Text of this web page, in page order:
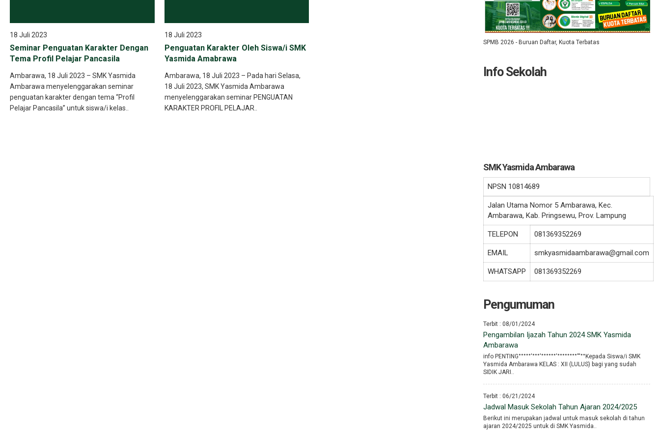
18 Juli 2023
Seminar Penguatan Karakter Dengan
Tema Profil Pelajar Pancasila
Ambarawa, 18 Juli 2023 – SMK Yasmida
Ambarawa menyelenggarakan seminar
penguatan karakter dengan tema “Profil
Pelajar Pancasila” untuk siswa/i kelas..
18 Juli 2023
Penguatan Karakter Oleh Siswa/i SMK
Yasmida Amabrawa
Ambarawa, 18 Juli 2023 – Pada hari Selasa,
18 Juli 2023, SMK Yasmida Ambarawa
menyelenggarakan seminar PENGUATAN
KARAKTER PROFIL PELAJAR..
SPMB 2026 - Buruan Daftar, Kuota Terbatas
Info Sekolah
SMK Yasmida Ambarawa
NPSN 10814689
Jalan Utama Nomor 5 Ambarawa, Kec.
Ambarawa, Kab. Pringsewu, Prov. Lampung
TELEPON 081369352269
EMAIL smkyasmidaambarawa@gmail.com
WHATSAPP 081369352269
Pengumuman
Terbit : 08/01/2024
Pengambilan Ijazah Tahun 2024 SMK Yasmida
Ambarawa
info PENTING°°°°°′°°°′°°°°°°′°°°°°°°°′′′°°Kepada Siswa/i SMK
Yasmida Ambarawa KELAS : XII (LULUS) bagi yang sudah
SIDIK JARI..
Terbit : 06/21/2024
Jadwal Masuk Sekolah Tahun Ajaran 2024/2025
Berikut ini merupakan jadwal untuk masuk sekolah di tahun
ajaran 2024/2025 untuk di SMK Yasmida..